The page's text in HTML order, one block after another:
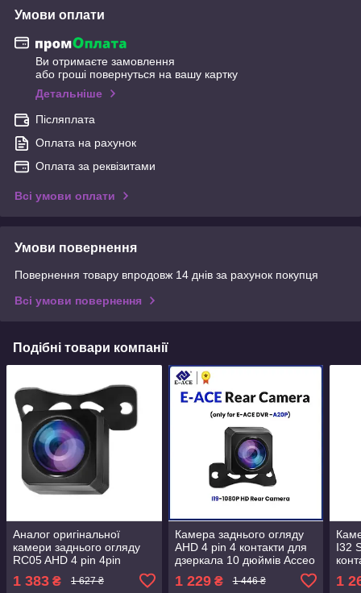
Умови оплати
Ви отримаєте замовлення
або гроші повернуться на вашу картку
Детальніше
Післяплата
Оплата на рахунок
Оплата за реквізитами
Всі умови оплати
Умови повернення
Повернення товару впродовж 14 днів за рахунок покупця
Всі умови повернення
Подібні товари компанії
Аналог оригінальної
камери заднього огляду
RC05 AHD 4 pin 4pin
контакту для дзеркала 10
дюймів 70MAI D07 S500
1 383 ₴ 1 627 ₴
Камера заднього огляду
AHD 4 pin 4 контакти для
дзеркала 10 дюймів Acceo
E-ACE A20 A37 A37P A38
A45 A45P A47 A48
1 229₴ 1 446 ₴
I32
A20
1